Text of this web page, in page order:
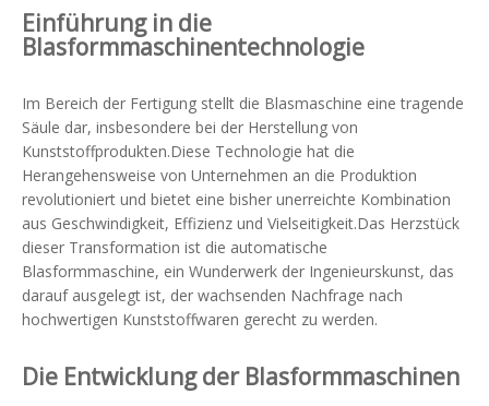
Einführung in die
Blasformmaschinentechnologie
Im Bereich der Fertigung stellt die Blasmaschine eine tragende
Säule dar, insbesondere bei der Herstellung von
Kunststoffprodukten.Diese Technologie hat die
Herangehensweise von Unternehmen an die Produktion
revolutioniert und bietet eine bisher unerreichte Kombination
aus Geschwindigkeit, Effizienz und Vielseitigkeit.Das Herzstück
dieser Transformation ist die automatische
Blasformmaschine, ein Wunderwerk der Ingenieurskunst, das
darauf ausgelegt ist, der wachsenden Nachfrage nach
hochwertigen Kunststoffwaren gerecht zu werden.
Die Entwicklung der Blasformmaschinen